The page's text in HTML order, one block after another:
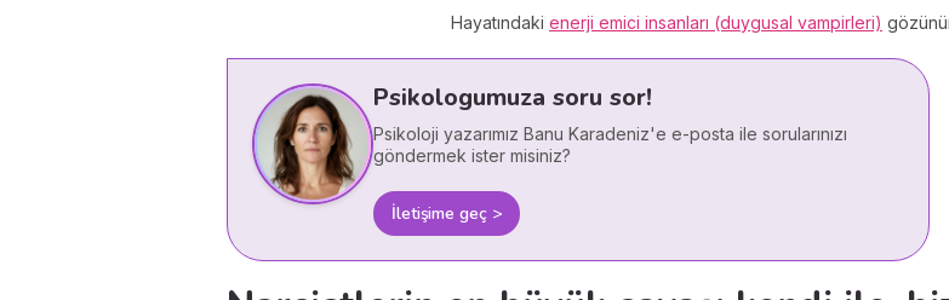
Hayatındaki enerji emici insanları (duygusal vampirleri)
Psikologumuza soru sor!
Psikoloji yazarımız Banu Karadeniz'e e-posta ile sorularınızı
göndermek ister misiniz?
İletişime geç >